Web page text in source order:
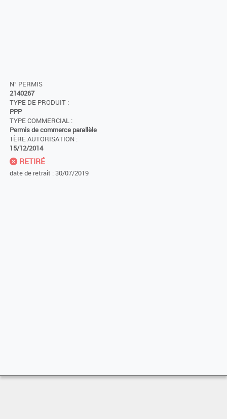
N° PERMIS
2140267
TYPE DE PRODUIT :
PPP
TYPE COMMERCIAL :
Permis de commerce parallèle
1ÈRE AUTORISATION :
15/12/2014
RETIRÉ
date de retrait : 30/07/2019